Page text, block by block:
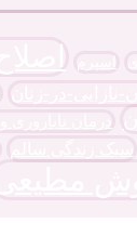
نازایی-در-زنان
درمان ناباروری
سبک زندگی سالم